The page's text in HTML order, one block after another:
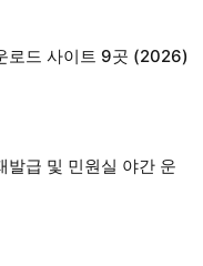
로드 사이트 9곳 (2026)
발급 및 민원실 야간 운